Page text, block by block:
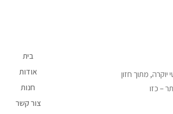
לתכשיטי יוקרה, מתוך חזון
– כזו
בית
אודות
חנות
צור קשר